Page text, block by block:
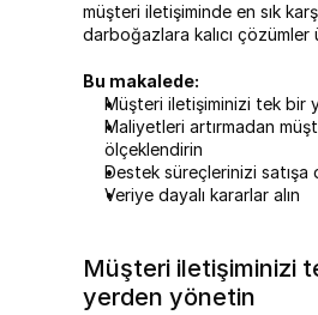
müşteri iletişiminde en sık
darboğazlara kalıcı çözümler
Bu makalede:
Müşteri iletişiminizi tek bir
Maliyetleri artırmadan
ölçeklendirin
Destek süreçlerinizi satışa
Veriye dayalı kararlar alın
Müşteri iletişiminizi
yerden yönetin